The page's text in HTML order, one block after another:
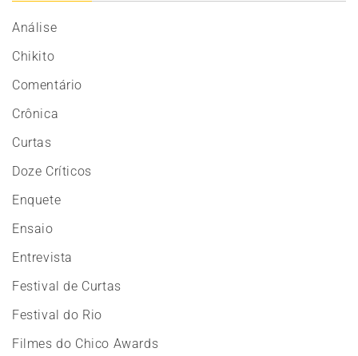
Análise
Chikito
Comentário
Crônica
Curtas
Doze Críticos
Enquete
Ensaio
Entrevista
Festival de Curtas
Festival do Rio
Filmes do Chico Awards